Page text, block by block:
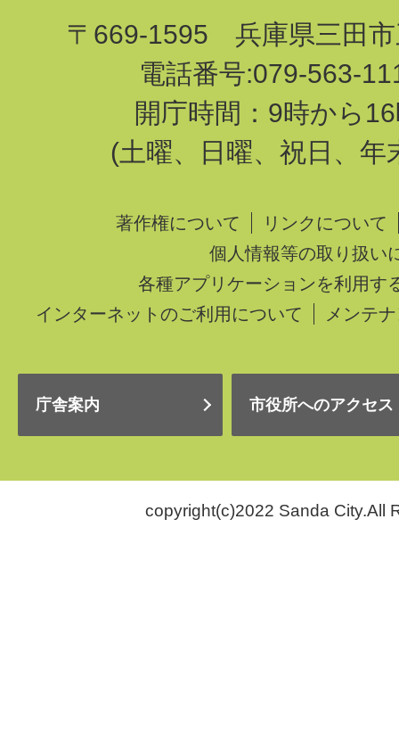
〒669-1595 兵庫県三田市
電話番号:079-563-
開庁時間：9時から
(土曜、日曜、祝日、年
著作権について
リンクについて
個人情報等の取り扱い
各種アプリケーションを利用す
インターネットのご利用について
メンテ
庁舎案内 市役所へのアクセス
copyright(c)2022 Sanda City.All